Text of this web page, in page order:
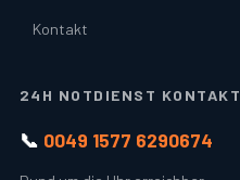
Kontakt
24H NOTDIENST KONTAKT
📞 0049 1577 6290674